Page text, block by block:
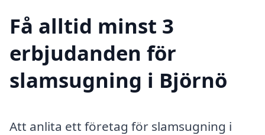
Få alltid minst 3
erbjudanden för
slamsugning i Björnö
Att anlita ett företag för slamsugning i